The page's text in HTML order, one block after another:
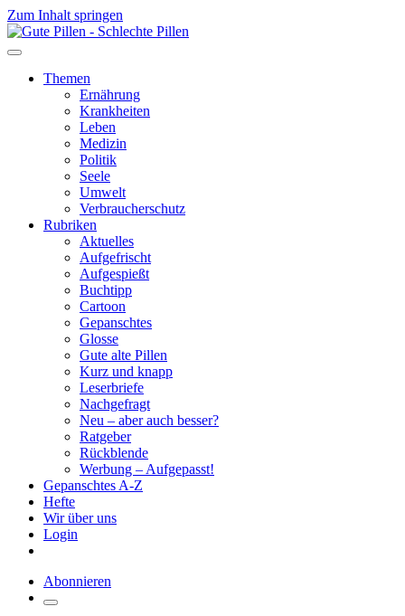
Zum Inhalt springen
Themen
Ernährung
Krankheiten
Leben
Medizin
Politik
Seele
Umwelt
Verbraucherschutz
Rubriken
Aktuelles
Aufgefrischt
Aufgespießt
Buchtipp
Cartoon
Gepanschtes
Glosse
Gute alte Pillen
Kurz und knapp
Leserbriefe
Nachgefragt
Neu – aber auch besser?
Ratgeber
Rückblende
Werbung – Aufgepasst!
Gepanschtes A-Z
Hefte
Wir über uns
Login
Abonnieren